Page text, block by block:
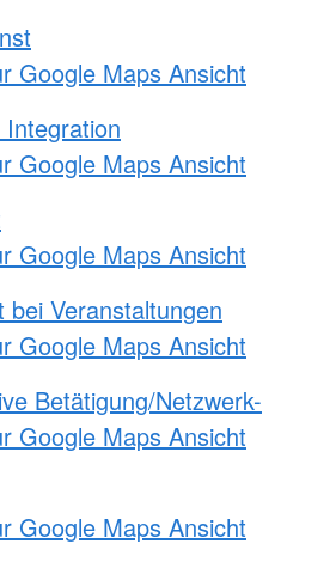
Google Maps Ansicht
Google Maps Ansicht
Google Maps Ansicht
bei Veranstaltungen
Google Maps Ansicht
Betätigung/Netzwerk-
Google Maps Ansicht
Google Maps Ansicht